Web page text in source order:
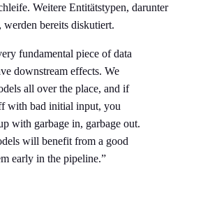
Weitere Entitätstypen, darunter
werden bereits diskutiert.
fundamental piece of data
downstream effects. We
all over the place, and if
with bad initial input, you
with garbage in, garbage out.
will benefit from a good
early in the pipeline.”